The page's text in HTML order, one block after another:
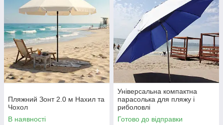
Пляжний Зонт 2.0 м Нахил та
Чохол
В наявності
Універсальна компактна
парасолька для пляжу і
риболовлі
Готово до відправки